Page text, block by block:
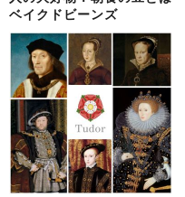
ベイクドビーンズ